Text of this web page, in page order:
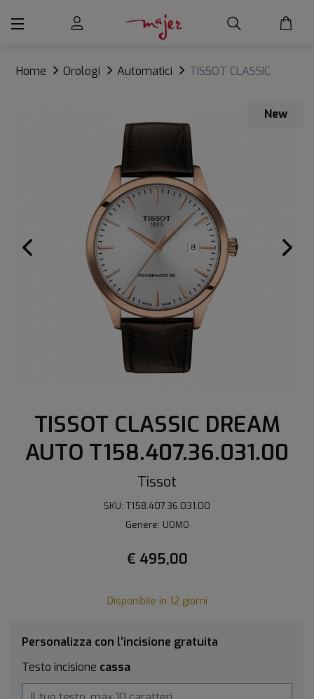
Home Orologi Automatici
TISSOT CLASSIC
New
TISSOT CLASSIC DREAM
AUTO T158.407.36.031.00
Tissot
SKU: T158.407.36.031.00
Genere: UOMO
€ 495,00
Disponibile in 12 giorni
Personalizza con l’incisione gratuita
Testo incisione cassa